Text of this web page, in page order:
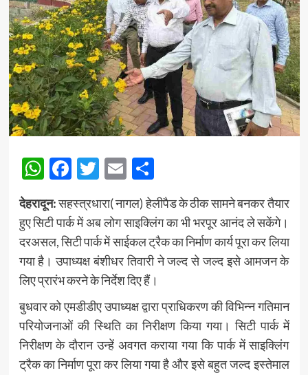
WhatsApp
Facebook
Twitter
EmailShare
देहरादून:सहस्त्रधारा( नागल) हेलीपैड के ठीक सामने बनकर तैयार
हुए सिटी पार्क में अब लोग साइक्लिंग का भी भरपूर आनंद ले सकेंगे।
दरअसल, सिटी पार्क में साईकल ट्रैक का निर्माण कार्य पूरा कर लिया
गया है। उपाध्यक्ष बंशीधर तिवारी ने जल्द से जल्द इसे आमजन के
लिए प्रारंभ करने के निर्देश दिए हैं।
बुधवार को एमडीडीए उपाध्यक्ष द्वारा प्राधिकरण की विभिन्न गतिमान
परियोजनाओं की स्थिति का निरीक्षण किया गया। सिटी पार्क में
निरीक्षण के दौरान उन्हें अवगत कराया गया कि पार्क में साइक्लिंग
ट्रैक का निर्माण पूरा कर लिया गया है और इसे बहुत जल्द इस्तेमाल